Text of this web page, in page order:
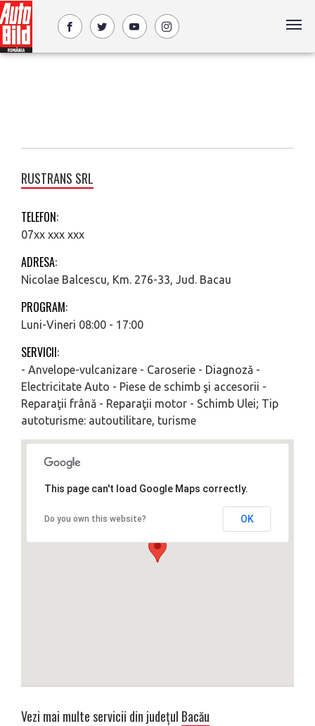
RUSTRANS SRL
TELEFON:
07xx xxx xxx
ADRESA:
Nicolae Balcescu, Km. 276-33, Jud. Bacau
PROGRAM:
Luni-Vineri 08:00 - 17:00
SERVICII:
- Anvelope-vulcanizare - Caroserie - Diagnoză -
Electricitate Auto - Piese de schimb şi accesorii -
Reparaţii frână - Reparaţii motor - Schimb Ulei; Tip
autoturisme: autoutilitare, turisme
This page can't load Google Maps correctly.
Do you own this website? OK
Vezi mai multe servicii din județul Bacău